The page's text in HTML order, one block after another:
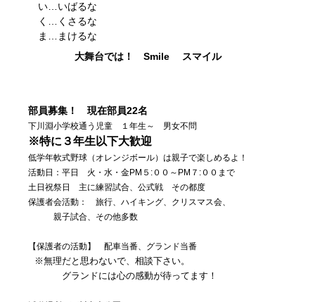
い…いばるな
く…くさるな
ま…まけるな
大舞台では！ Smile スマイル
部員募集！ 現在部員22名
下川淵小学校通う児童 １年生～ 男女不問
※特に３年生以下大歓迎
低学年軟式野球（オレンジボール）は親子で楽しめるよ！
活動日：平日 火・水・金PM５:００～PM７:００まで
土日祝祭日 主に練習試合、公式戦 その都度
保護者会活動： 旅行、ハイキング、クリスマス会、
親子試合、その他多数
【保護者の活動】 配車当番、グランド当番
※無理だと思わないで、相談下さい。
グランドには心の感動が待ってます！